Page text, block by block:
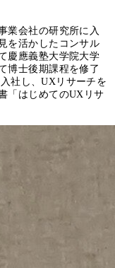
業会社の研究所に入
を活かしたコンサル
慶應義塾大学院大学
博士後期課程を修了
社し、UXリサーチを
「はじめてのUXリサ